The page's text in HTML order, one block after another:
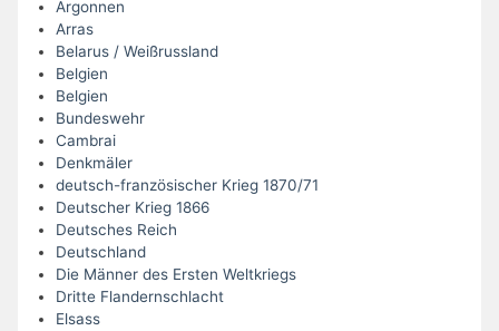
Argonnen
Arras
Belarus / Weißrussland
Belgien
Belgien
Bundeswehr
Cambrai
Denkmäler
deutsch-französischer Krieg 1870/71
Deutscher Krieg 1866
Deutsches Reich
Deutschland
Die Männer des Ersten Weltkriegs
Dritte Flandernschlacht
Elsass